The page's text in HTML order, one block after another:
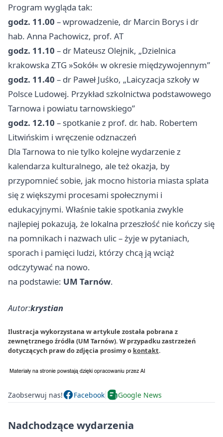
Program wygląda tak:
godz. 11.00 – wprowadzenie, dr Marcin Borys i dr
hab. Anna Pachowicz, prof. AT
godz. 11.10 – dr Mateusz Olejnik, „Dzielnica
krakowska ZTG »Sokół« w okresie międzywojennym”
godz. 11.40 – dr Paweł Juśko, „Laicyzacja szkoły w
Polsce Ludowej. Przykład szkolnictwa podstawowego
Tarnowa i powiatu tarnowskiego”
godz. 12.10 – spotkanie z prof. dr. hab. Robertem
Litwińskim i wręczenie odznaczeń
Dla Tarnowa to nie tylko kolejne wydarzenie z
kalendarza kulturalnego, ale też okazja, by
przypomnieć sobie, jak mocno historia miasta splata
się z większymi procesami społecznymi i
edukacyjnymi. Właśnie takie spotkania zwykle
najlepiej pokazują, że lokalna przeszłość nie kończy się
na pomnikach i nazwach ulic – żyje w pytaniach,
sporach i pamięci ludzi, którzy chcą ją wciąż
odczytywać na nowo.
na podstawie: UM Tarnów.
Autor:krystian
Ilustracja wykorzystana w artykule została pobrana z
zewnętrznego źródła (UM Tarnów). W przypadku zastrzeżeń
dotyczących praw do zdjęcia prosimy o kontakt.
Zaobserwuj nas! Facebook Google News
Nadchodzące wydarzenia